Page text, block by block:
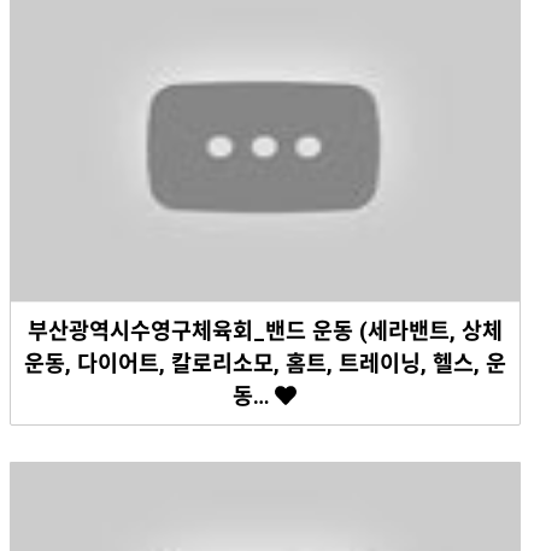
부산광역시수영구체육회_밴드 운동 (세라밴트, 상체
운동, 다이어트, 칼로리소모, 홈트, 트레이닝, 헬스, 운
동…